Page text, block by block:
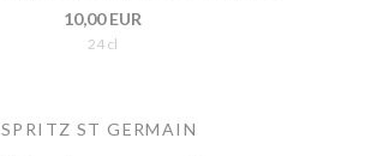
10,00 EUR
24 cl
SPRITZ ST GERMAIN